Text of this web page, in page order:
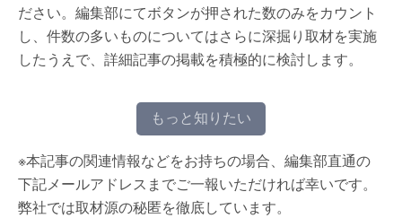
ださい。編集部にてボタンが押された数のみをカウント
し、件数の多いものについてはさらに深掘り取材を実施
したうえで、詳細記事の掲載を積極的に検討します。
もっと知りたい
※本記事の関連情報などをお持ちの場合、編集部直通の
下記メールアドレスまでご一報いただければ幸いです。
弊社では取材源の秘匿を徹底しています。